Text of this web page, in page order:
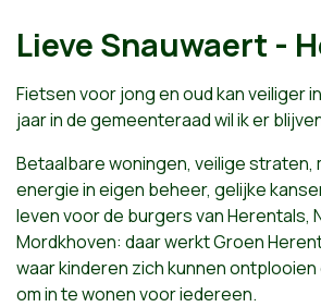
Lieve Snauwaert -
Fietsen voor jong en oud kan veiliger
jaar in de gemeenteraad wil ik er
Betaalbare woningen, veilige straten,
energie in eigen beheer, gelijke
leven voor de burgers van Herentals,
Mordkhoven: daar werkt Groen
waar kinderen zich kunnen
om in te wonen voor iedereen.